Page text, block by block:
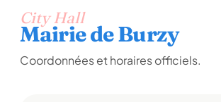
City Hall
Mairie de Burzy
Coordonnées et horaires officiels.